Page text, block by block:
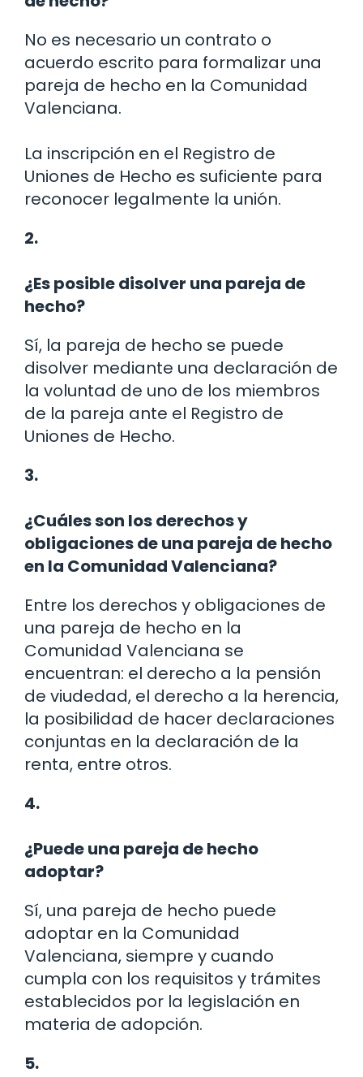
No es necesario un contrato o
acuerdo escrito para formalizar una
pareja de hecho en la Comunidad
Valenciana.
La inscripción en el Registro de
Uniones de Hecho es suficiente para
reconocer legalmente la unión.
2.
¿Es posible disolver una pareja de
hecho?
Sí, la pareja de hecho se puede
disolver mediante una declaración de
la voluntad de uno de los miembros
de la pareja ante el Registro de
Uniones de Hecho.
3.
¿Cuáles son los derechos y
obligaciones de una pareja de hecho
en la Comunidad Valenciana?
Entre los derechos y obligaciones de
una pareja de hecho en la
Comunidad Valenciana se
encuentran: el derecho a la pensión
de viudedad, el derecho a la herencia,
la posibilidad de hacer declaraciones
conjuntas en la declaración de la
renta, entre otros.
4.
¿Puede una pareja de hecho
adoptar?
Sí, una pareja de hecho puede
adoptar en la Comunidad
Valenciana, siempre y cuando
cumpla con los requisitos y trámites
establecidos por la legislación en
materia de adopción.
5.